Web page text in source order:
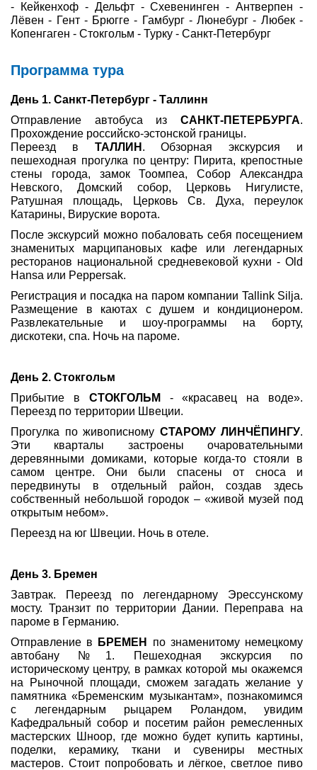
О компании
- Кейкенхоф - Дельфт - Схевенинген - Антверпен -
Лёвен - Гент - Брюгге - Гамбург - Люнебург - Любек -
Копенгаген - Стокгольм - Турку - Санкт-Петербург
Программа тура
День 1. Санкт-Петербург - Таллинн
Отправление автобуса из САНКТ-ПЕТЕРБУРГА.
Прохождение российско-эстонской границы.
Переезд в ТАЛЛИН . Обзорная экскурсия и
пешеходная прогулка по центру: Пирита, крепостные
стены города, замок Тоомпеа, Собор Александра
Невского, Домский собор, Церковь Нигулисте,
Ратушная площадь, Церковь Св. Духа, переулок
Катарины, Вируские ворота.
После экскурсий можно побаловать себя посещением
знаменитых марципановых кафе или легендарных
ресторанов национальной средневековой кухни - Old
Hansa или Peppersak.
Регистрация и посадка на паром компании Tallink Silja.
Размещение в каютах с душем и кондиционером.
Развлекательные и шоу-программы на борту,
дискотеки, спа. Ночь на пароме.
День 2. Стокгольм
Прибытие в СТОКГОЛЬМ - «красавец на воде».
Переезд по территории Швеции.
Прогулка по живописному СТАРОМУ ЛИНЧЁПИНГУ.
Эти кварталы застроены очаровательными
деревянными домиками, которые когда-то стояли в
самом центре. Они были спасены от сноса и
передвинуты в отдельный район, создав здесь
собственный небольшой городок – «живой музей под
открытым небом».
Переезд на юг Швеции. Ночь в отеле.
День 3. Бремен
Завтрак. Переезд по легендарному Эрессунскому
мосту. Транзит по территории Дании. Переправа на
пароме в Германию.
Отправление в
БРЕМЕН
по знаменитому немецкому
автобану №1. Пешеходная экскурсия по
историческому центру, в рамках которой мы окажемся
на Рыночной площади, сможем загадать желание у
памятника «Бременским музыкантам», познакомимся
с легендарным рыцарем Роландом, увидим
Кафедральный собор и посетим район ремесленных
мастерских Шноор, где можно будет купить картины,
поделки, керамику, ткани и сувениры местных
мастеров. Стоит попробовать и лёгкое, светлое пиво